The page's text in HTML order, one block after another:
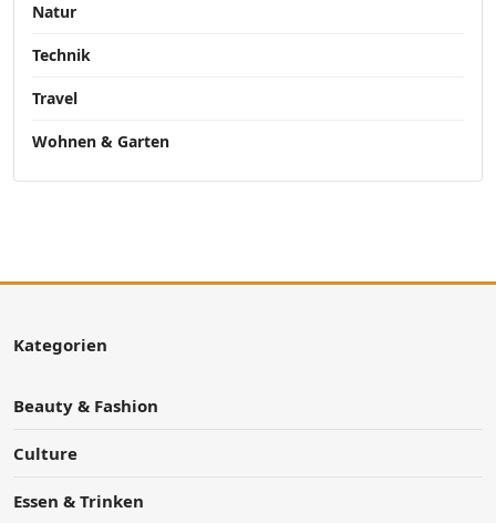
Natur
Technik
Travel
Wohnen & Garten
Kategorien
Beauty & Fashion
Culture
Essen & Trinken